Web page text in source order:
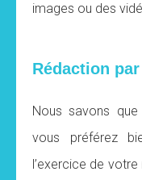
images ou des
Rédaction
Nous savons
vous préférez
l’exercice de